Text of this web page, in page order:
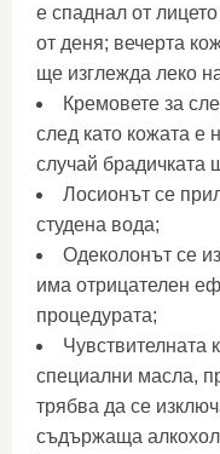
е спаднал от
от деня; вечерта
ще изглежда леко
Кремовете за
след като кожата е
случай брадичката
Лосионът се
студена вода;
Одеколонът се
има отрицателен
процедурата;
Чувствителната
специални масла,
трябва да се
съдържаща